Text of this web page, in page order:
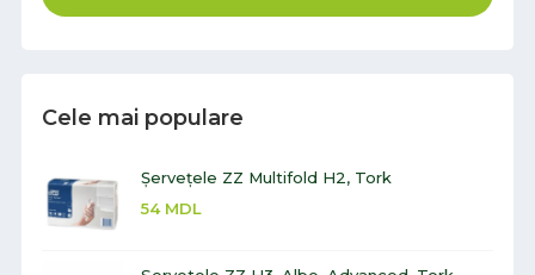
Cele mai populare
Șervețele ZZ Multifold H2, Tork
54 MDL